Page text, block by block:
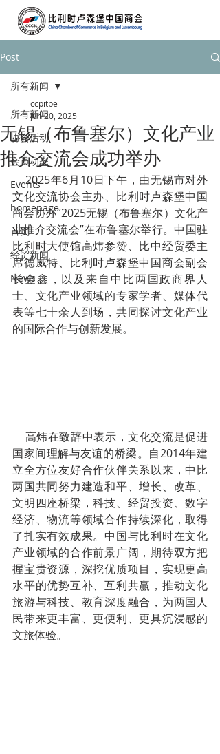
Post
所有新闻
协会活动
会员动态
Events
homepage
首页
经贸新闻
News
所有新闻
无锡（布鲁塞尔）文化产业
推介交流会成功举办
ccpitbe
Jun 20, 2025
    2025年6月10日下午，由无锡市对外
文化交流协会主办、比利时卢森堡中国
商会协办“2025无锡（布鲁塞尔）文化产
业推介交流会”在布鲁塞尔举行。中国驻
比利时大使馆高炜参赞、比中经贸委主
席德威特、比利时卢森堡中国商会副会
长金鑫，以及来自中比两国政商界人
士、文化产业领域的专家学者、媒体代
表等七十余人到场，共同探讨文化产业
的国际合作与创新发展。
高炜在致辞中表示，文化交流是促进
国家间理解与友谊的桥梁。自2014年建
立全方位友好合作伙伴关系以来，中比
两国共同努力建造和平、增长、改革、
文明四座桥梁，科技、经贸投资、数字
经济、物流等领域合作持续深化，取得
了扎实有效成果。中国与比利时在文化
产业领域的合作前景广阔，期待双方把
握宝贵资源，深挖优质项目，实现更高
水平的优势互补、互利共赢，推动文化
旅游与科技、教育深度融合，为两国人
民带来更丰富、更便利、更具沉浸感的
文旅体验。